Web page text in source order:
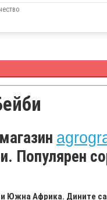
Популярен
Южна Африка. Дините